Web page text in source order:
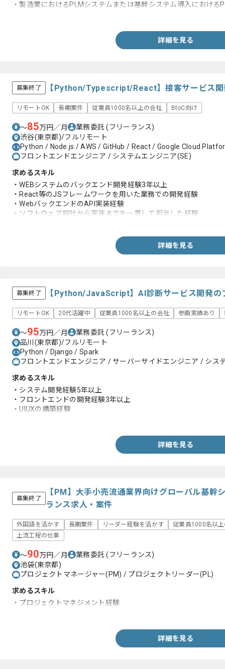
・製造業におけるPLMシステムまたは基幹システム導入における
詳細を見る
募集終了 【Python/Typescript/React】接客サービス
リモートOK 長期案件 従業員1000名以上の会社 BtoC向け
〜85万円／月 業務委託(フリーランス)
渋谷(東京都)/フルリモート
Python / Node.js / AWS / GitHub / React / Google Cloud
フロントエンドエンジニア / システムエンジニア(SE)
求めるスキル
・WEBシステムのバックエンド開発経験3年以上
・React等のJSフレームワークを用いた業務での開発経験
・WebバックエンドのAPI実装経験
・ソフトウェア設計から実装までを一貫して担当した経験
詳細を見る
募集終了 【Python/JavaScript】AI診断サービス開発の
リモートOK 20代活躍中 従業員1000名以上の会社 参画実績あり
〜95万円／月 業務委託(フリーランス)
品川(東京都)/フルリモート
Python / Django / Spark
フロントエンドエンジニア / サーバーサイドエンジニア / シス
求めるスキル
・システム開発経験5年以上
・フロントエンドの開発経験3年以上
・UIUXの構築経験
詳細を見る
募集終了
【PM】大手小売流通業界向けグローバル基幹
ランス求人・案件
外国語を活かす 長期案件 リーダー経験を活かす
従業員1000名以
上流工程の仕事
〜90万円／月 業務委託(フリーランス)
池袋(東京都)
プロジェクトマネージャー(PM) / プロジェクトリーダー(PL)
求めるスキル
・プロジェクトマネジメント経験
詳細を見る